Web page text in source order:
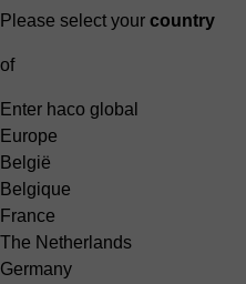
Please select your country
of
Enter haco global
Europe
België
Belgique
France
The Netherlands
Germany